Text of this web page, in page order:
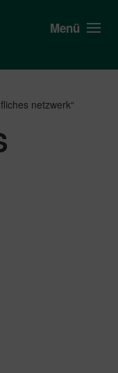
Menü
netzwerk“